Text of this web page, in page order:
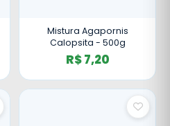
Mistura Agapornis
Calopsita - 500g
R$ 7,20